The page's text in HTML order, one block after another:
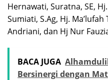
Hernawati, Suratna, SE,
Sumiati, S.Ag, Hj.
Andriani, dan Hj Nur
BACA JUGA
Bersinergi dengan